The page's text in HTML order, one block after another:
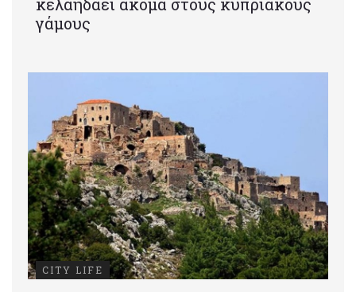
κελαηδάει ακόμα στους κυπριακούς
γάμους
CITY LIFE